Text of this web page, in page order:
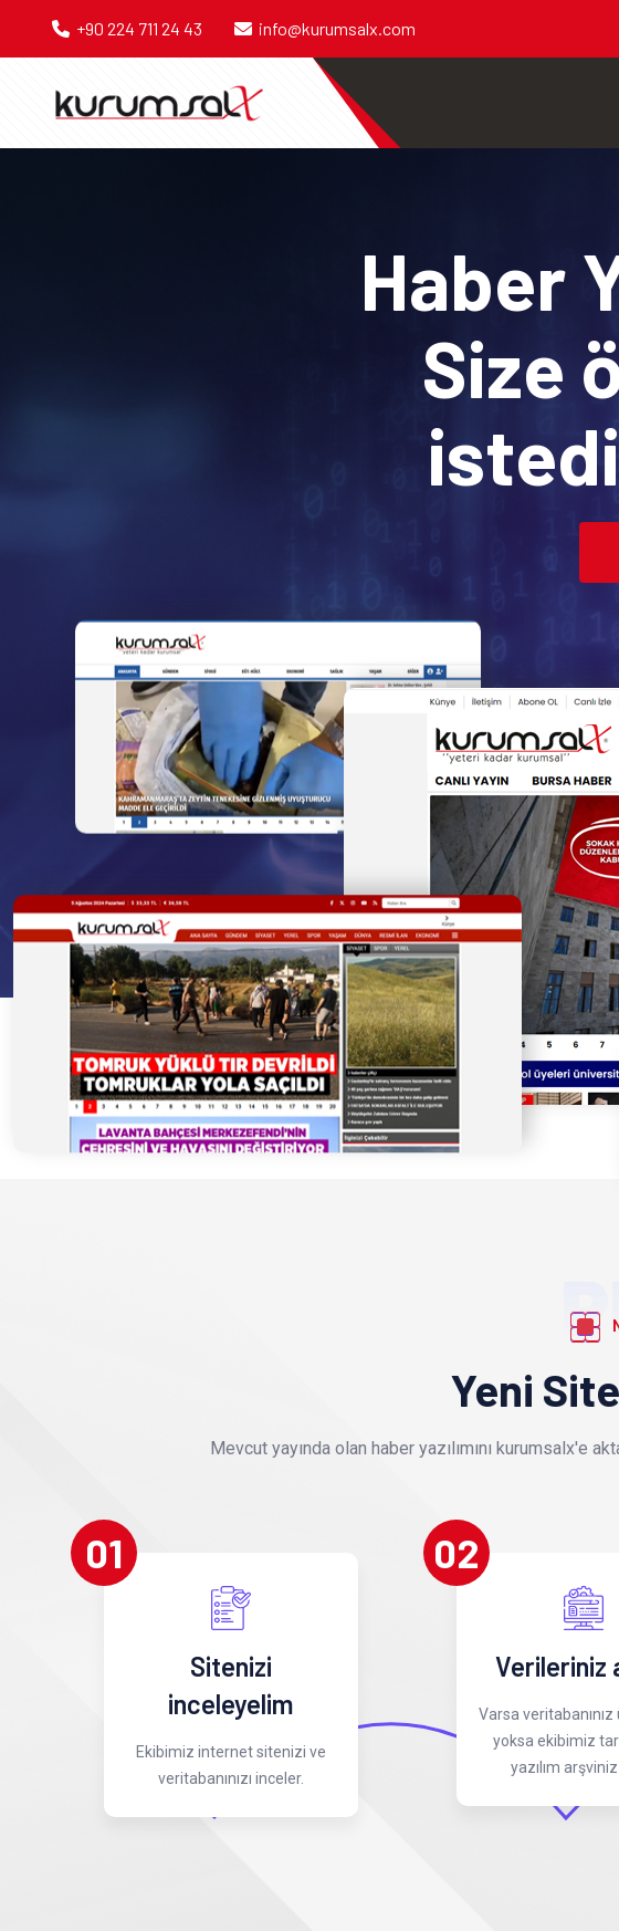
+90 224 711 24 43 info@kurumsalx.com
Haber
Size
Yeni
Mevcut yayında olan haber yazılımını kurumsalx'e
01
Sitenizi
inceleyelim
Ekibimiz internet sitenizi ve
veritabanınızı inceler.
02
Verileriniz
Varsa
yoksa ekibimiz
yazılım arşviniz